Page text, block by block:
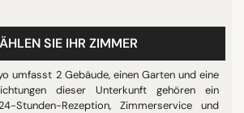
SIE IHR ZIMMER
umfasst 2 Gebäude, einen Garten und eine
dieser Unterkunft gehören ein
Stunden-Rezeption, Zimmerservice und